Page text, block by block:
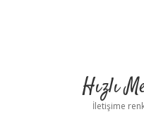
Hızlı
İletişime